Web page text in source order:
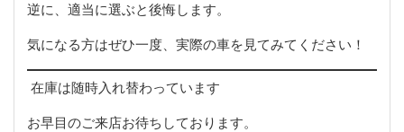
逆に、適当に選ぶと後悔します。
気になる方はぜひ一度、実際の車を見てみてください！
在庫は随時入れ替わっています
お早目のご来店お待ちしております。